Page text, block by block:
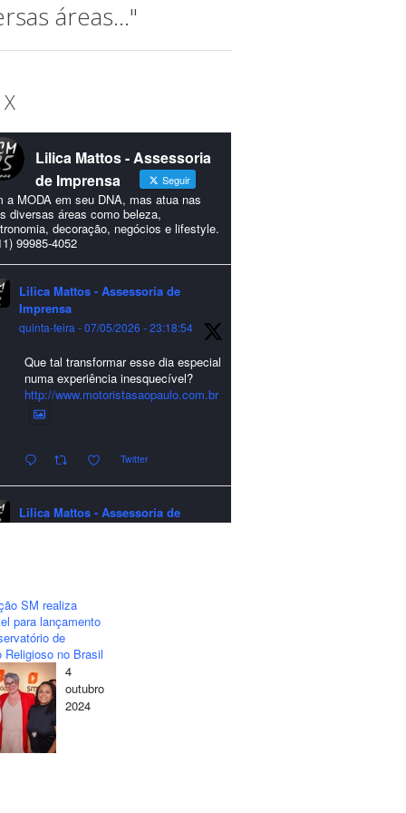
áreas..."
Lilica Mattos - Assessoria
de Imprensa
Seguir
a MODA em seu DNA, mas atua nas
diversas áreas como beleza,
decoração, negócios e lifestyle.
99985-4052
Lilica Mattos - Assessoria de
Imprensa
quinta-feira - 07/05/2026 - 23:18:54
Que tal transformar esse dia especial
numa experiência inesquecível?
http://www.motoristasaopaulo.com.br
Twitter
Lilica Mattos - Assessoria de
excelente Natal e um 2026 repleto de
conquistas e realizações para todos
clientes, jornalistas e amigos que
sempre nos acompanham!🎄✨🥂❤️
#lcmassessoria
#merrychristmas
#happynewyear
SM realiza
para lançamento
de
Religioso no Brasil
4
outubro
2024